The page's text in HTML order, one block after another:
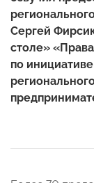
Сергей
столе»
по